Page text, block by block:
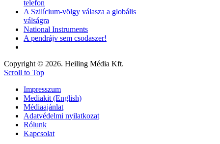
telefon
A Szilícium-völgy válasza a globális
válságra
National Instruments
A pendrájv sem csodaszer!
Copyright © 2026. Heiling Média Kft.
Scroll to Top
Impresszum
Mediakit (English)
Médiaajánlat
Adatvédelmi nyilatkozat
Rólunk
Kapcsolat